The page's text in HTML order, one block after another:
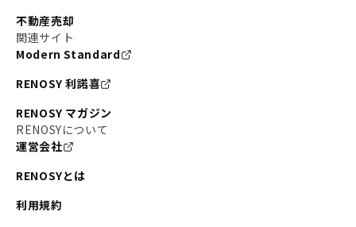
不動産売却
関連サイト
Modern Standard
RENOSY 利諾喜
RENOSY マガジン
RENOSYについて
運営会社
RENOSYとは
利用規約